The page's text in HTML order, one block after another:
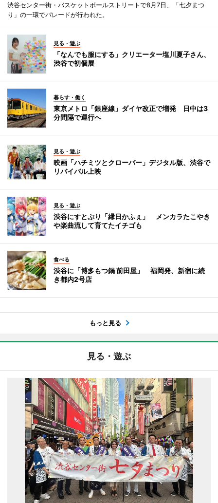
渋谷センター街・バスケットボールストリートで8月7日、「七夕まつ
り」の一環でパレードが行われた。
見る・遊ぶ
「なんでも服にする」クリエーター塩川夏子さん、
渋谷で初個展
暮らす・働く
東京メトロ「銀座線」ダイヤ改正で増発 日中は3
分間隔で運行へ
見る・遊ぶ
映画「ハチミツとクローバー」デジタル版、渋谷で
リバイバル上映
見る・遊ぶ
渋谷にすとぷり「縁日かふぇ」 メンカラたこやき
や楽曲流して育てたイチゴも
食べる
渋谷に「博多もつ鍋 前田屋」 福岡発、新宿に続
き都内2号店
もっと見る
見る・遊ぶ